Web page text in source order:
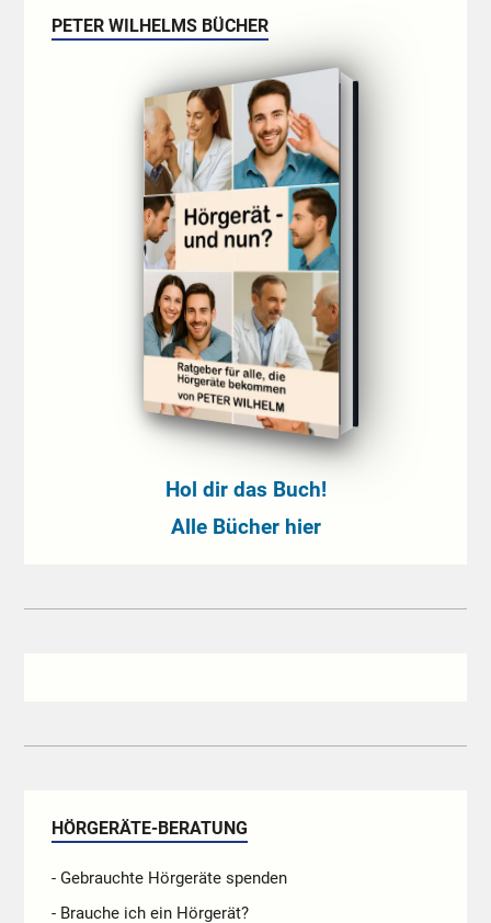
PETER WILHELMS BÜCHER
Hol dir das Buch!
Alle Bücher hier
HÖRGERÄTE-BERATUNG
- Gebrauchte Hörgeräte spenden
- Brauche ich ein Hörgerät?